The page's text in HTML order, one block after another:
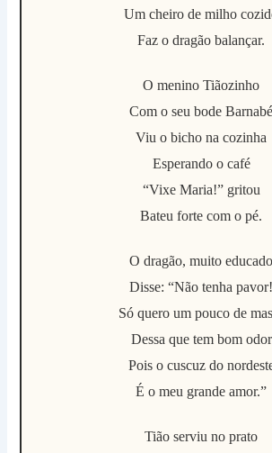
Um cheiro de milho
Faz o dragão balançar.
O menino Tiãozinho
Com o seu bode Barnabé
Viu o bicho na cozinha
Esperando o café
“Vixe Maria!” gritou
Bateu forte com o pé.
O dragão, muito educado
Disse: “Não tenha pavor!
Só quero um pouco de
Dessa que tem bom odor
Pois o cuscuz do
É o meu grande amor.”
Tião serviu no prato